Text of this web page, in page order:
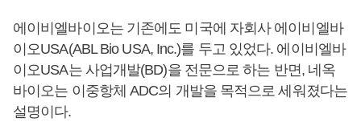
에이비엘바이오는 기존에도 미국에 자회사 에이비엘바
이오USA(ABL Bio USA, Inc.)를 두고 있었다. 에이비엘바
이오USA는 사업개발(BD)을 전문으로 하는 반면, 네옥
바이오는 이중항체 ADC의 개발을 목적으로 세워졌다는
설명이다.